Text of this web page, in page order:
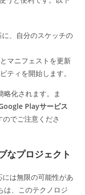
、自分のスケッチの
マニフェストを更新
ティを開始します。
略化されます。ま
Playサービス
でご注意くださ
なプロジェクト
は無限の可能性があ
は、このテクノロジ